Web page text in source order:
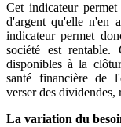
Cet indicateur
d'argent qu'elle n'en
indicateur permet
société est rentable.
disponibles à la
santé financière de
verser des dividendes,
La variation du